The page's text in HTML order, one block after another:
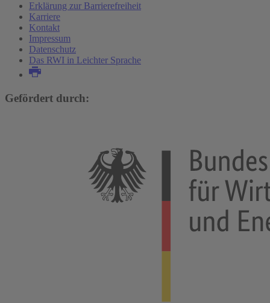
Erklärung zur Barrierefreiheit
Karriere
Kontakt
Impressum
Datenschutz
Das RWI in Leichter Sprache
Gefördert durch: